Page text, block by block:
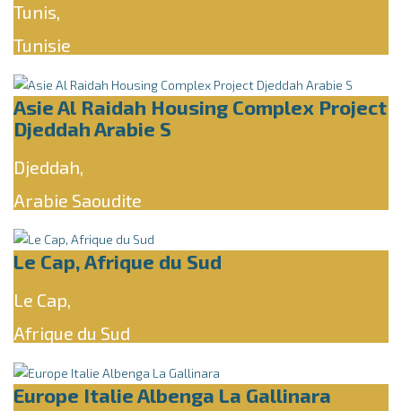
Tunis,
Tunisie
Asie Al Raidah Housing Complex Project
Djeddah Arabie S
Djeddah,
Arabie Saoudite
Le Cap, Afrique du Sud
Le Cap,
Afrique du Sud
Europe Italie Albenga La Gallinara